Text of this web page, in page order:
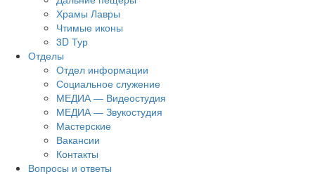
Храмы Лавры
Чтимые иконы
3D Тур
Отделы
Отдел информации
Социальное служение
МЕДИА — Видеостудия
МЕДИА — Звукостудия
Мастерские
Вакансии
Контакты
Вопросы и ответы